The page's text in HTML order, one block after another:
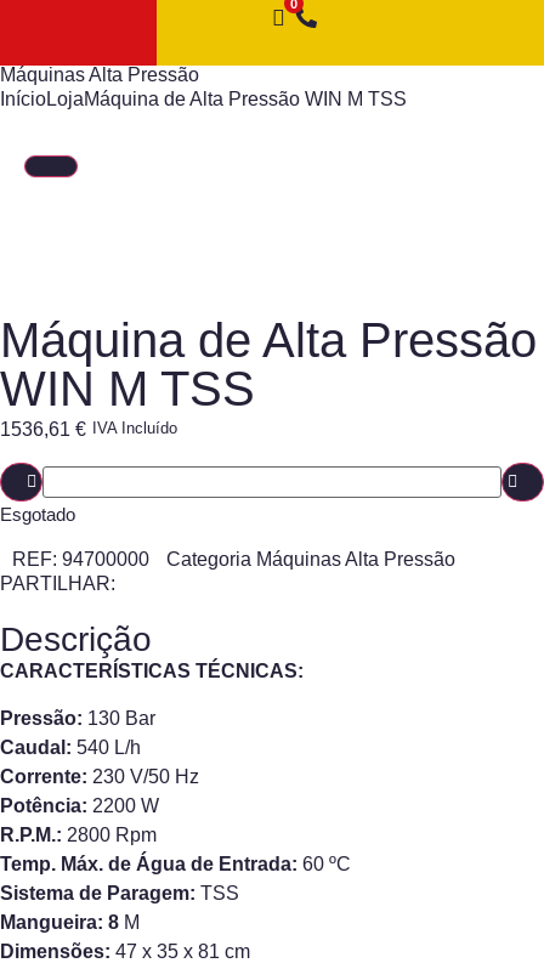
Máquinas Alta Pressão
InícioLojaMáquina de Alta Pressão WIN M TSS
Máquina de Alta Pressão
WIN M TSS
1536,61 € IVA Incluído
Esgotado
REF: 94700000 Categoria Máquinas Alta Pressão
PARTILHAR:
Descrição
CARACTERÍSTICAS TÉCNICAS:
Pressão: 130 Bar
Caudal: 540 L/h
Corrente: 230 V/50 Hz
Potência: 2200 W
R.P.M.: 2800 Rpm
Temp. Máx. de Água de Entrada: 60 ºC
Sistema de Paragem: TSS
Mangueira: 8 M
Dimensões: 47 x 35 x 81 cm